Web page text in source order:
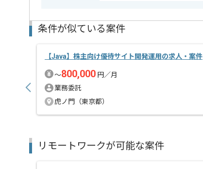
条件が似ている案件
【Java】株主向け優待サイト開発運用の求人・案件
〜800,000 円／月
業務委託
虎ノ門（東京都）
リモートワークが可能な案件